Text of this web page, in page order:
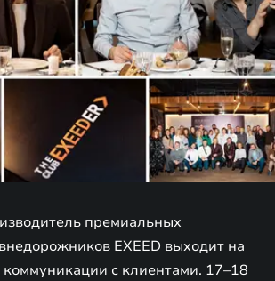
премиальных
EXEED выходит на
с клиентами. 17–18